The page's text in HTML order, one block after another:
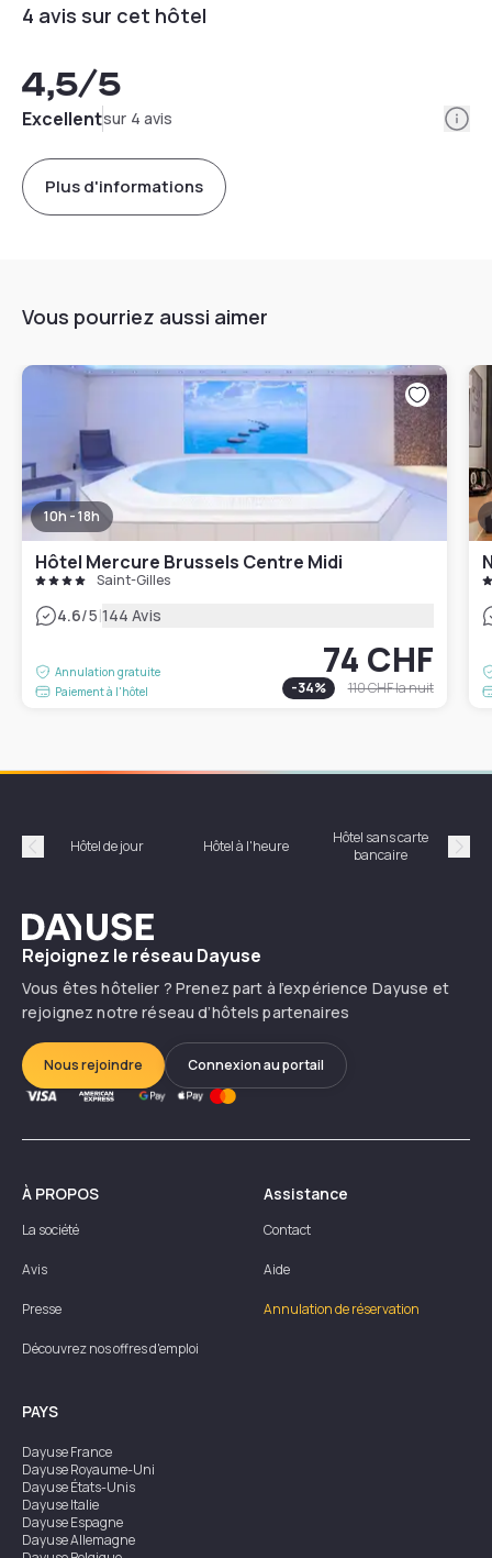
4 avis sur cet hôtel
4,5/5
Excellentsur 4 avis
Plus d'informations
Vous pourriez aussi aimer
10h - 18h
Hôtel Mercure Brussels Centre Midi
Saint-Gilles
4.6/5|144 Avis
Annulation gratuite
Paiement à l'hôtel
74 CHF
-34% 110 CHFla nuit
Précédent
Hôtel de jour Hôtel à l'heure
Hôtel sans carte
bancaire
Dayuse
Rejoignez le réseau Dayuse
Vous êtes hôtelier ? Prenez part à l’expérience Dayuse et
rejoignez notre réseau d’hôtels partenaires
Nous rejoindre Connexion au portail
À PROPOS
La société
Avis
Presse
Découvrez nos offres d'emploi
Assistance
Contact
Aide
Annulation de réservation
PAYS
DayuseFrance
DayuseRoyaume-Uni
DayuseÉtats-Unis
DayuseItalie
DayuseEspagne
DayuseAllemagne